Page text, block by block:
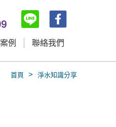
例 聯絡我們
首頁 > 淨水知識分享